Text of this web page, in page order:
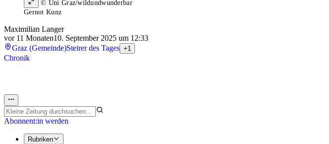
© Uni Graz/wildundwunderbar
Gernot Kunz
Maximilian Langer
vor 11 Monaten10. September 2025 um 12:33
Graz (Gemeinde)Steirer des Tages +1
Chronik
Abonnent:in werden
Rubriken